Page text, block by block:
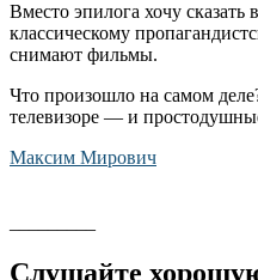
Вместо эпилога хочу
классическому
снимают фильмы.
Что произошло на самом
телевизоре — и
Максим Мирович
Слушайте